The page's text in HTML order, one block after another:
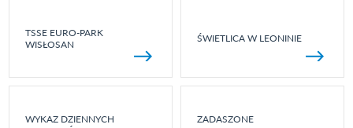
TSSE EURO-PARK
WISŁOSAN
ŚWIETLICA W LEONINIE
WYKAZ DZIENNYCH
ZADASZONE